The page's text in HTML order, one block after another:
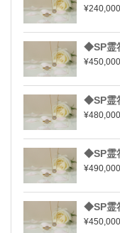
¥240,000
◆SP霊
¥450,000
◆SP霊
¥480,000
◆SP霊
¥490,000
◆SP霊
¥450,000